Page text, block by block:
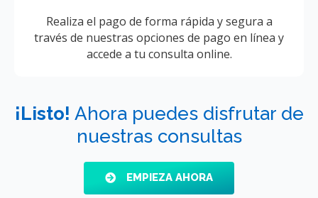
Realiza el pago de forma rápida y segura a
través de nuestras opciones de pago en línea y
accede a tu consulta online.
¡Listo! Ahora puedes disfrutar de
nuestras consultas
EMPIEZA AHORA